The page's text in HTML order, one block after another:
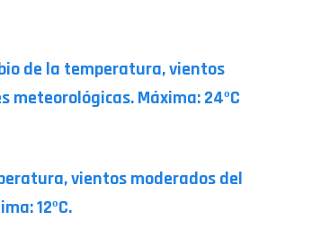
de la temperatura, vientos
meteorológicas. Máxima: 24ºC
vientos moderados del
12ºC.